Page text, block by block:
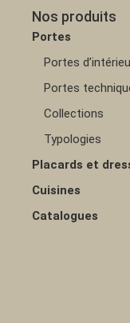
Nos produits
Portes
Portes
Portes
Collections
Typologies
Placards et
Cuisines
Catalogues